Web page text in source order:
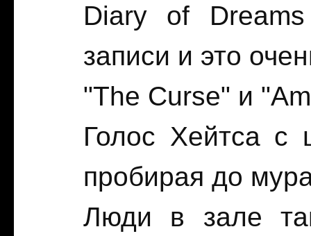
Diary of
записи и это
"The Curse" и
Голос Хейтса с
пробирая до
Люди в зале